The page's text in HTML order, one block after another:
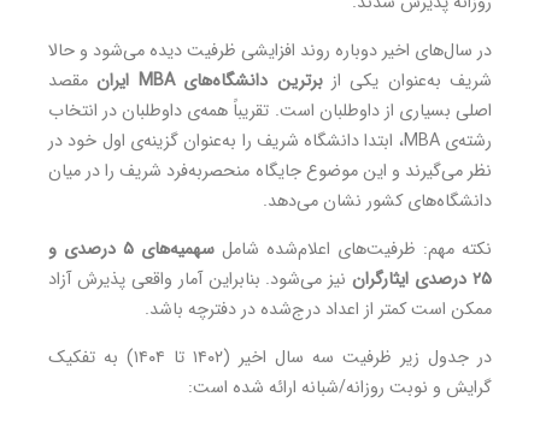
در سال‌های اخیر دوباره روند افزایشی ظرفیت دیده می‌شود و حالا
شریف به‌عنوان یکی ازبرترین دانشگاه‌های MBA ایران
مقصد
اصلی بسیاری از داوطلبان است. تقریباً همه‌ی داوطلبان در انتخاب
رشته‌ی MBA، ابتدا دانشگاه شریف را به‌عنوان گزینه‌ی اول خود در
نظر می‌گیرند و این موضوع جایگاه منحصربه‌فرد شریف را در میان
دانشگاه‌های کشور نشان می‌دهد.
نکته مهم: ظرفیت‌های اعلام‌شده شامل
سهمیه‌های ۵ درصدی و
۲۵ درصدی ایثارگران
نیز می‌شود. بنابراین آمار واقعی پذیرش آزاد
ممکن است کمتر از اعداد درج‌شده در دفترچه باشد.
در جدول زیر ظرفیت سه سال اخیر (۱۴۰۲ تا ۱۴۰۴) به تفکیک
گرایش و نوبت روزانه/شبانه ارائه شده است: